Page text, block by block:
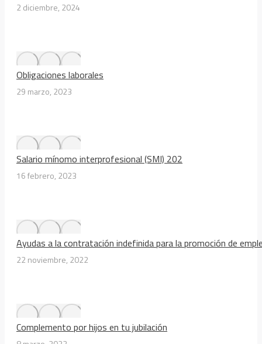
2 diciembre, 2024
Obligaciones laborales
29 marzo, 2023
Salario mínomo interprofesional (SMI) 202
16 febrero, 2023
Ayudas a la contratación indefinida para la promoción de
22 noviembre, 2022
Complemento por hijos en tu jubilación